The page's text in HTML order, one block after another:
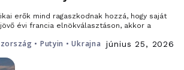
erők mind ragaszkodnak hozzá, hogy saját
évi francia elnökválasztáson, akkor a
• Putyin • Ukrajna június 25, 2026